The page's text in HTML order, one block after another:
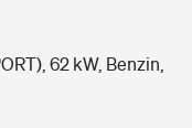
62 kW, Benzin,